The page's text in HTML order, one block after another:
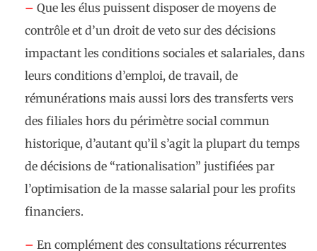
– Que les élus puissent disposer de moyens de
contrôle et d’un droit de veto sur des décisions
impactant les conditions sociales et salariales, dans
leurs conditions d’emploi, de travail, de
rémunérations mais aussi lors des transferts vers
des filiales hors du périmètre social commun
historique, d’autant qu’il s’agit la plupart du temps
de décisions de “rationalisation” justifiées par
l’optimisation de la masse salarial pour les profits
financiers.
– En complément des consultations récurrentes